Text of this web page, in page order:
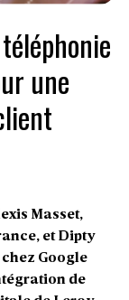
une
Masset,
et Dipty
Google
de